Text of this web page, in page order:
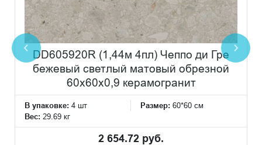
DD605920R (1,44м 4пл) Чеппо ди Гре
бежевый светлый матовый обрезной
60x60x0,9 керамогранит
В упаковке: 4 шт Размер: 60*60 см
Вес: 29.69 кг
2 654.72 руб.